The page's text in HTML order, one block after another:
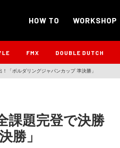
HOW TO WORKSHOP
FMX DOUBLE DUTCH
「ボルダリングジャパンカップ 準決勝」
課題完登で決勝
勝」